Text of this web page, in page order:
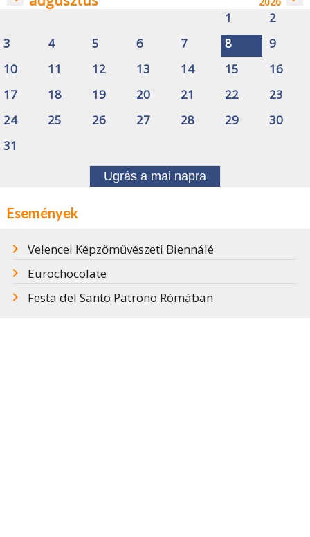
1
2
3
4 5 6 7 8
9
10
11 12 13 14 15
16
17
18 19 20 21 22
23
24
25 26 27 28 29
30
31
Ugrás a mai napra
Események
Velencei Képzőművészeti Biennálé
Eurochocolate
Festa del Santo Patrono Rómában